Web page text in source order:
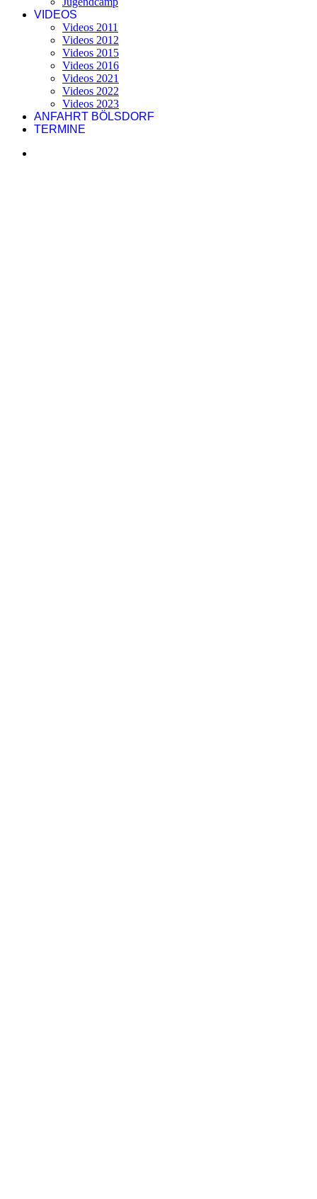
VIDEOS
Videos 2011
Videos 2012
Videos 2015
Videos 2016
Videos 2021
Videos 2022
Videos 2023
ANFAHRT BÖLSDORF
TERMINE